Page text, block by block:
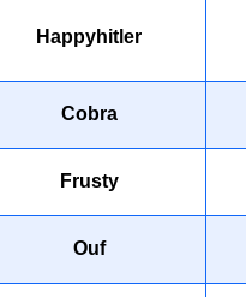
Happyhitler
Cobra
Frusty
Ouf